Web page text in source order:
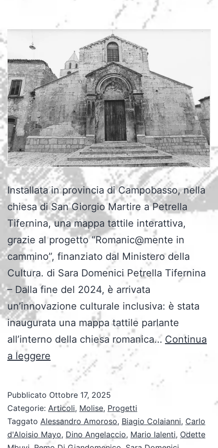
Installata in provincia di Campobasso, nella
chiesa di San Giorgio Martire a Petrella
Tifernina, una mappa tattile interattiva,
grazie al progetto “Romanic@mente in
cammino”, finanziato dal Ministero della
Cultura. di Sara Domenici Petrella Tifernina
– Dalla fine del 2024, è arrivata
un’innovazione culturale inclusiva: è stata
inaugurata una mappa tattile parlante
all’interno della chiesa romanica… Continua
a leggere Tecnologie
inclusive
il
patrimonio
religioso
Pubblicato Ottobre 17, 2025
Categorie: Articoli, Molise, Progetti
Taggato Alessandro Amoroso, Biagio Colaianni, Carlo
d'Aloisio Mayo, Dino Angelaccio, Mario Ialenti, Odette